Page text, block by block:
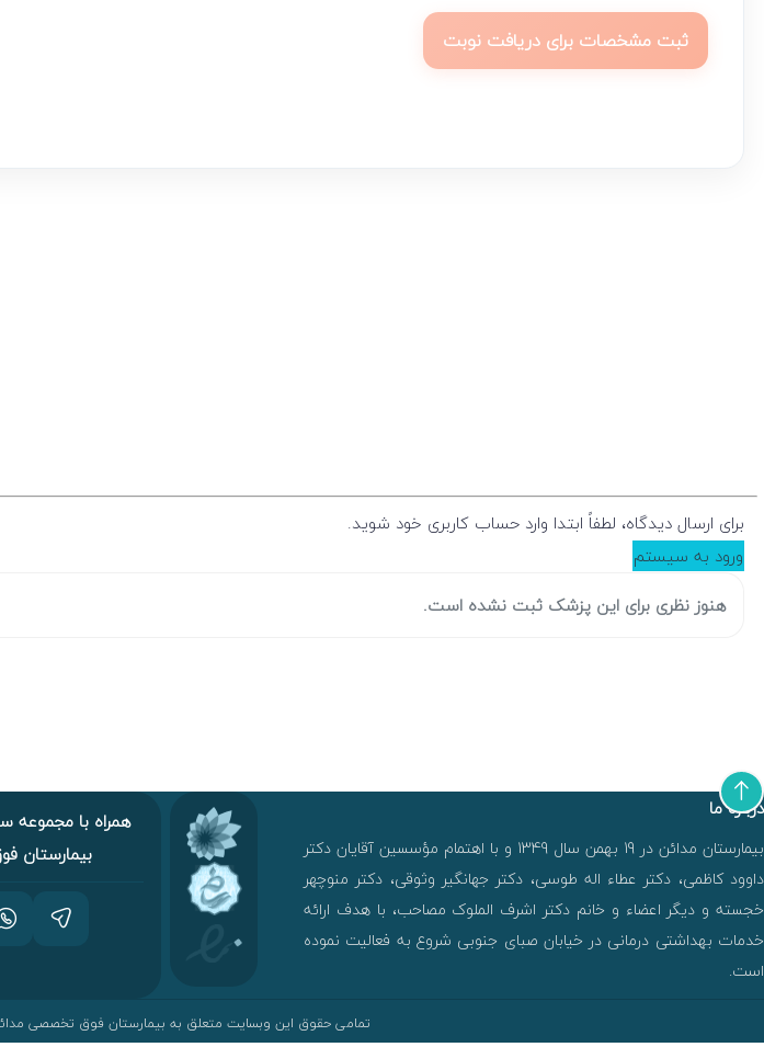
ثبت مشخصات برای دریافت نوبت
برای ارسال دیدگاه، لطفاً ابتدا وارد حساب کاربری خود شوید.
ورود به سیستم
هنوز نظری برای این پزشک ثبت نشده است.
درباره ما
بیمارستان مدائن در 19 بهمن سال 1349 و با اهتمام مؤسسین آقایان دکتر
داوود کاظمی، دکتر عطاء اله طوسی، دکتر جهانگیر وثوقی، دکتر منوچهر
خجسته و دیگر اعضاء و خانم دکتر اشرف الملوک مصاحب، با هدف ارائه
خدمات بهداشتی درمانی در خیابان صبای جنوبی شروع به فعالیت نموده
است.
همراه با مجموعه
بیمارستان
تمامی حقوق این وبسایت متعلق به بیمارستان فوق تخصصی